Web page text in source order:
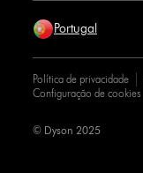
Portugal
Política de privacidade
Configuração de cookies
© Dyson 2025